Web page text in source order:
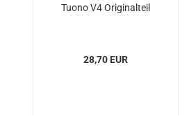
Tuono V4 Originalteil
28,70 EUR